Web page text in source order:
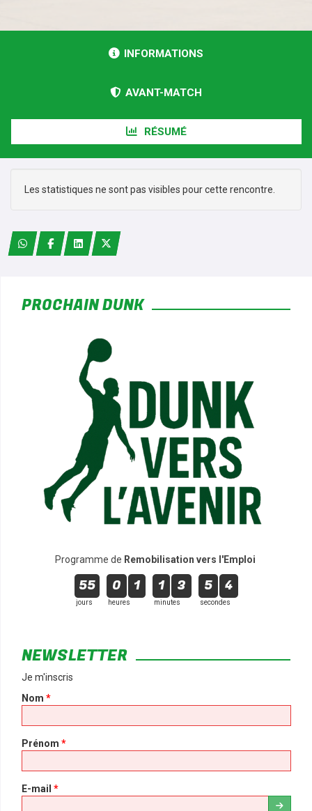
INFORMATIONS
AVANT-MATCH
RÉSUMÉ
Les statistiques ne sont pas visibles pour cette rencontre.
PROCHAIN DUNK
Programme de Remobilisation vers l'Emploi
55
jours
0 1
heures
1 3
minutes
5 4
secondes
NEWSLETTER
Je m'inscris
Nom *
Prénom *
E-mail *